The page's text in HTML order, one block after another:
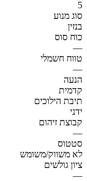
5
סוג מנוע
בנזין
כוח סוס
—
טווח חשמלי
—
הנעה
קדמית
תיבת הילוכים
ידני
קבוצת זיהום
—
סטטוס
לא משווק/משומש
ציון גולשים
—